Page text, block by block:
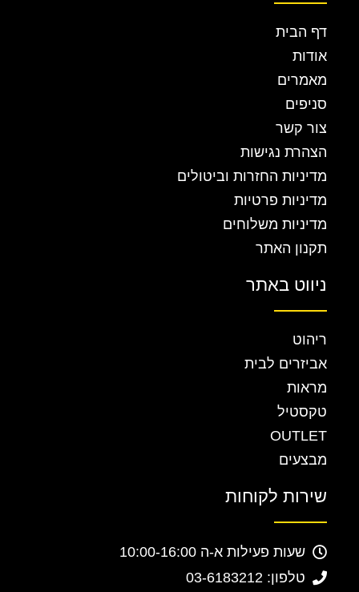
דף הבית
אודות
מאמרים
סניפים
צור קשר
הצהרת נגישות
מדיניות החזרות וביטולים
מדיניות פרטיות
מדיניות משלוחים
תקנון האתר
ניווט באתר
ריהוט
אביזרים לבית
מראות
טקסטיל
OUTLET
מבצעים
שירות לקוחות
שעות פעילות א-ה 10:00-16:00
טלפון: 03-6183212